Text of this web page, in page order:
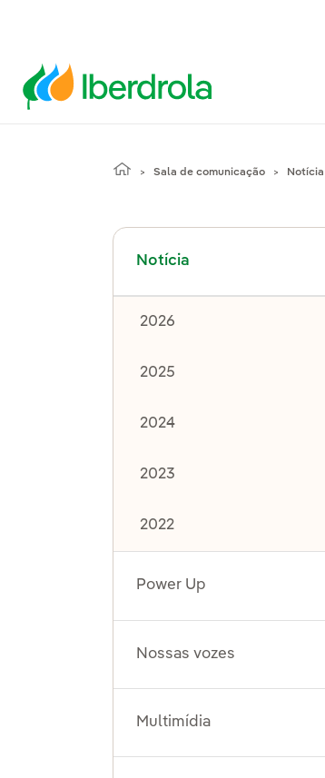
Sala de comunicação Notícia
Notícia
Alternar
2026
2025
2024
2023
2022
Power Up
Nossas vozes
Multimídia